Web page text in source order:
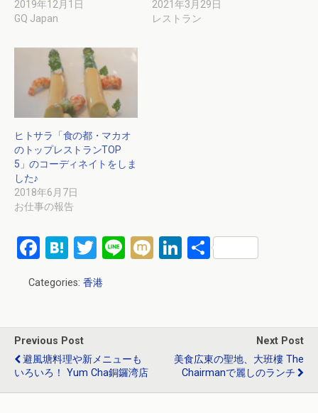
2019年12月1日
GQ Japan
2021年3月29日
レストラン
ヒトサラ「食の都・マカオ
のトップレストランTOP
5」のコーディネイトをしま
した♪
2018年6月7日
お仕事の報告
F
ce
o
o
k
H
e
a
T
wi
tt
Li
M Li 共
Categories: 香港
Previous Post
避風塘料理や新メニューも
いろいろ！ Yum Cha銅鑼湾店
Next Post
美食広東の聖地、大班樓 The
Chairmanで麗しのランチ